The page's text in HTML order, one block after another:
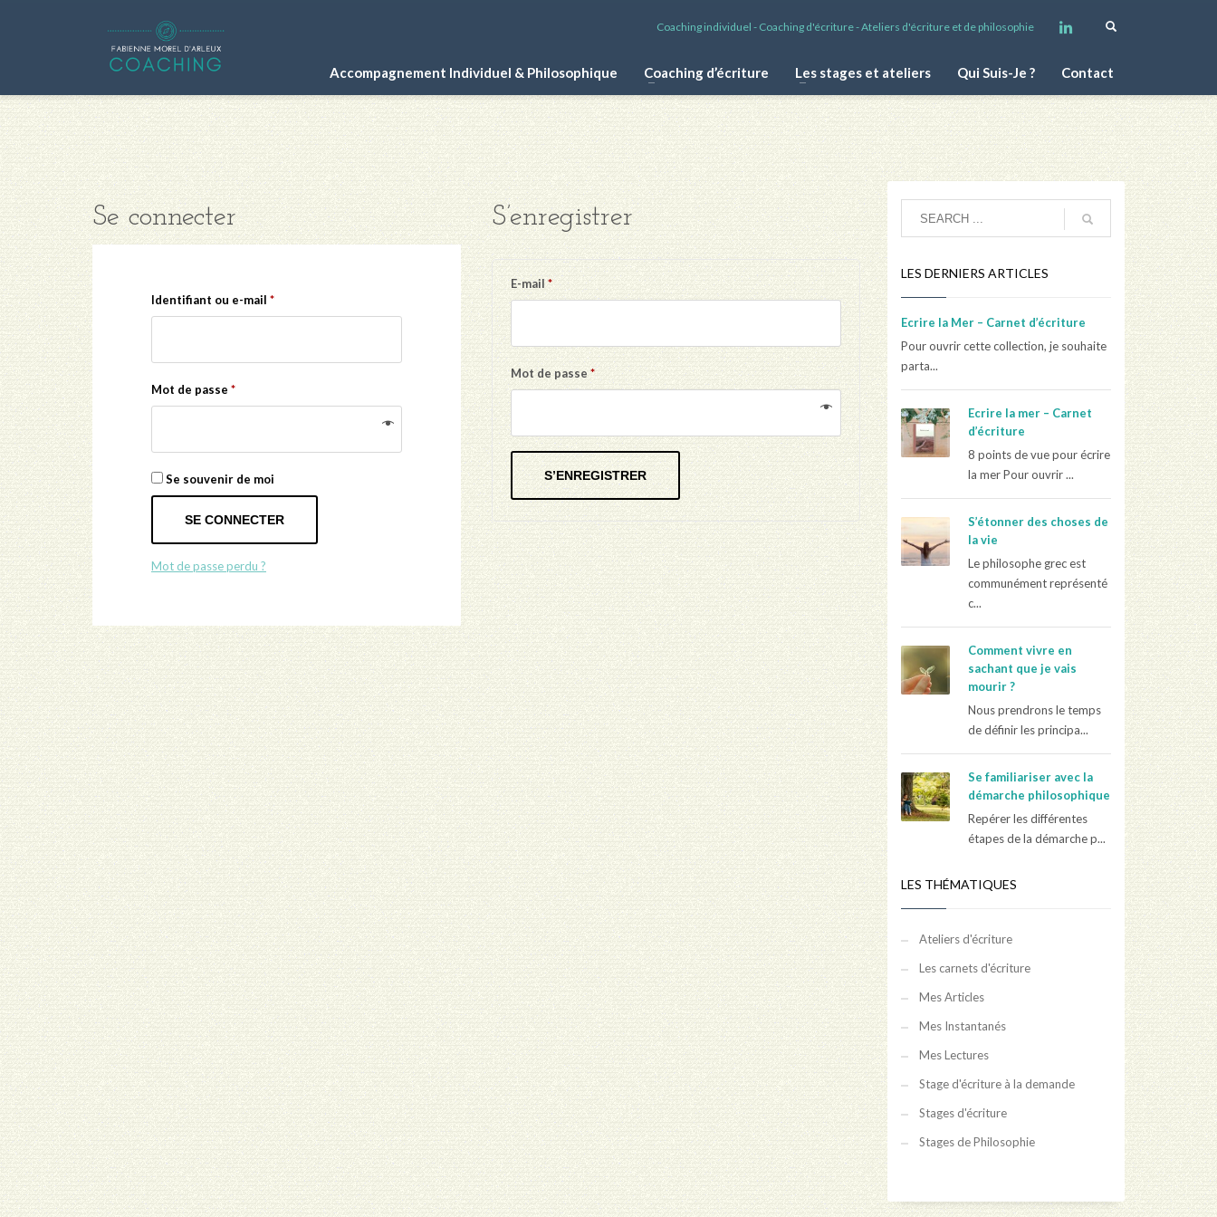
Coaching individuel - Coaching d'écriture - Ateliers d'écriture et de philosophie
Accompagnement Individuel & Philosophique Coaching d’écriture Les stages et ateliers Qui Suis-Je ? Contact
Se connecter
Identifiant ou e-mail *Obligatoire
Mot de passe *Obligatoire
Se souvenir de moi
SE CONNECTER
Mot de passe perdu ?
S’enregistrer
E-mail *Obligatoire
Mot de passe *Obligatoire
S’ENREGISTRER
LES DERNIERS ARTICLES
Ecrire la Mer – Carnet d’écriture
Pour ouvrir cette collection, je souhaite
parta...
Ecrire la mer – Carnet
d’écriture
8 points de vue pour écrire
la mer Pour ouvrir ...
S’étonner des choses de
la vie
Le philosophe grec est
communément représenté
c...
Comment vivre en
sachant que je vais
mourir ?
Nous prendrons le temps
de définir les principa...
Se familiariser avec la
démarche philosophique
Repérer les différentes
étapes de la démarche p...
LES THÉMATIQUES
Ateliers d'écriture
Les carnets d'écriture
Mes Articles
Mes Instantanés
Mes Lectures
Stage d'écriture à la demande
Stages d'écriture
Stages de Philosophie